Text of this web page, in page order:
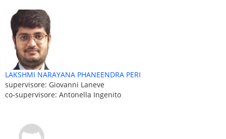
LAKSHMI NARAYANA PHANEENDRA PERI
supervisore: Giovanni Laneve
co-supervisore: Antonella Ingenito